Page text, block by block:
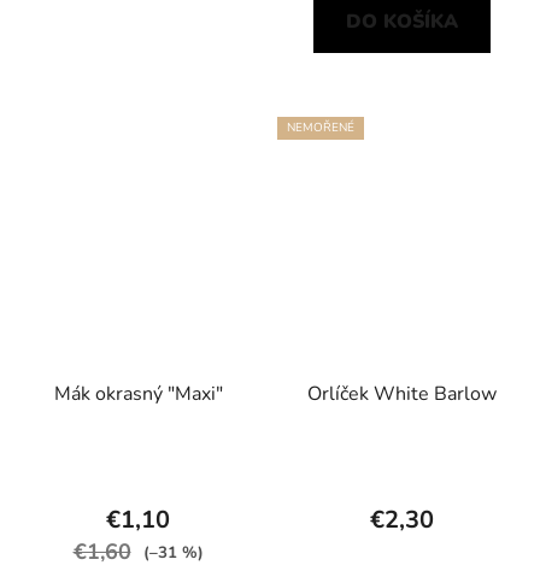
DO KOŠÍKA
Mák okrasný "Maxi"
€1,10
€1,60 (–31 %)
NEMOŘENÉ
Orlíček White Barlow
€2,30